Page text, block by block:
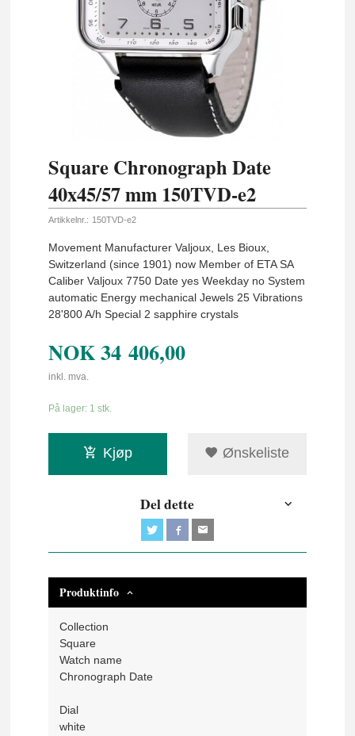
Square Chronograph Date
40x45/57 mm 150TVD-e2
Artikkelnr.: 150TVD-e2
Movement Manufacturer Valjoux, Les Bioux,
Switzerland (since 1901) now Member of ETA SA
Caliber Valjoux 7750 Date yes Weekday no System
automatic Energy mechanical Jewels 25 Vibrations
28'800 A/h Special 2 sapphire crystals
NOK34 406,00
inkl. mva.
På lager: 1 stk.
Kjøp Ønskeliste
Del dette
Produktinfo
Collection
Square
Watch name
Chronograph Date
Dial
white